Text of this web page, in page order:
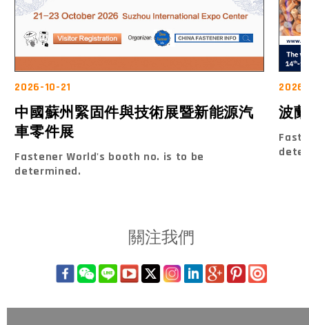
2026-10-21
中國蘇州緊固件與技術展暨新能源汽
車零件展
Fastener World's booth no. is to be
determined.
波
關注我們